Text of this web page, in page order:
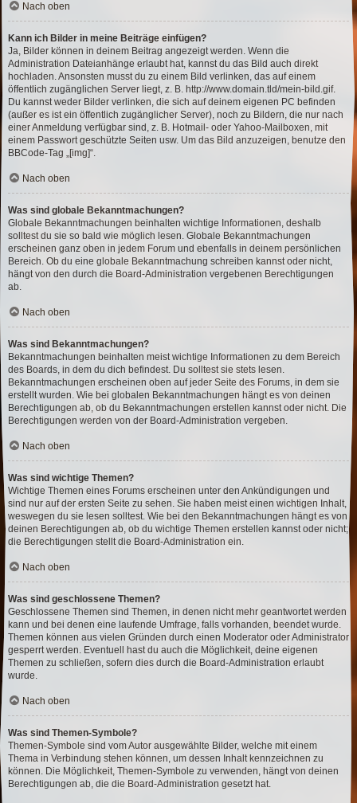
Nach oben
Kann ich Bilder in meine Beiträge einfügen?
Ja, Bilder können in deinem Beitrag angezeigt werden. Wenn die
Administration Dateianhänge erlaubt hat, kannst du das Bild auch direkt
hochladen. Ansonsten musst du zu einem Bild verlinken, das auf einem
öffentlich zugänglichen Server liegt, z. B. http://www.domain.tld/mein-bild.gif.
Du kannst weder Bilder verlinken, die sich auf deinem eigenen PC befinden
(außer es ist ein öffentlich zugänglicher Server), noch zu Bildern, die nur nach
einer Anmeldung verfügbar sind, z. B. Hotmail- oder Yahoo-Mailboxen, mit
einem Passwort geschützte Seiten usw. Um das Bild anzuzeigen, benutze den
BBCode-Tag „[img]“.
Nach oben
Was sind globale Bekanntmachungen?
Globale Bekanntmachungen beinhalten wichtige Informationen, deshalb
solltest du sie so bald wie möglich lesen. Globale Bekanntmachungen
erscheinen ganz oben in jedem Forum und ebenfalls in deinem persönlichen
Bereich. Ob du eine globale Bekanntmachung schreiben kannst oder nicht,
hängt von den durch die Board-Administration vergebenen Berechtigungen
ab.
Nach oben
Was sind Bekanntmachungen?
Bekanntmachungen beinhalten meist wichtige Informationen zu dem Bereich
des Boards, in dem du dich befindest. Du solltest sie stets lesen.
Bekanntmachungen erscheinen oben auf jeder Seite des Forums, in dem sie
erstellt wurden. Wie bei globalen Bekanntmachungen hängt es von deinen
Berechtigungen ab, ob du Bekanntmachungen erstellen kannst oder nicht. Die
Berechtigungen werden von der Board-Administration vergeben.
Nach oben
Was sind wichtige Themen?
Wichtige Themen eines Forums erscheinen unter den Ankündigungen und
sind nur auf der ersten Seite zu sehen. Sie haben meist einen wichtigen Inhalt,
weswegen du sie lesen solltest. Wie bei den Bekanntmachungen hängt es von
deinen Berechtigungen ab, ob du wichtige Themen erstellen kannst oder nicht;
die Berechtigungen stellt die Board-Administration ein.
Nach oben
Was sind geschlossene Themen?
Geschlossene Themen sind Themen, in denen nicht mehr geantwortet werden
kann und bei denen eine laufende Umfrage, falls vorhanden, beendet wurde.
Themen können aus vielen Gründen durch einen Moderator oder Administrator
gesperrt werden. Eventuell hast du auch die Möglichkeit, deine eigenen
Themen zu schließen, sofern dies durch die Board-Administration erlaubt
wurde.
Nach oben
Was sind Themen-Symbole?
Themen-Symbole sind vom Autor ausgewählte Bilder, welche mit einem
Thema in Verbindung stehen können, um dessen Inhalt kennzeichnen zu
können. Die Möglichkeit, Themen-Symbole zu verwenden, hängt von deinen
Berechtigungen ab, die die Board-Administration gesetzt hat.